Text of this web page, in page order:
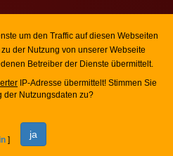
um den Traffic auf diesen Webseiten
der Nutzung von unserer Webseite
Betreiber der Dienste übermittelt.
IP-Adresse übermittelt! Stimmen Sie
der Nutzungsdaten zu?
] ja